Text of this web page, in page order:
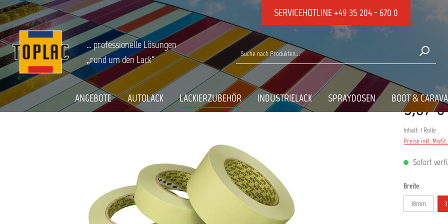
Zur Hauptnavigation springen SERVICEHOTLINE+49 35 204 - 670 0
… professionelle Lösungen
„rund um den Lack“
ANGEBOTE AUTOLACK LACKIERZUBEHÖR INDUSTRIELACK SPRAYDOSEN BOOT &
Startseite LACKIERZUBEHÖR Abdecken Klebebänder
ABDECKBAND 3M SCOTCH TAPE 3030
Bildergalerie überspringen
5,87
Inhalt: 1 Rolle
Preise inkl.
Sofort
Breiteauswählen
18mm